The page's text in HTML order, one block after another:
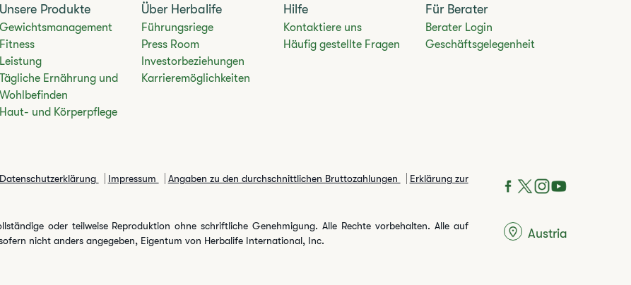
Unsere Produkte
Gewichtsmanagement
Fitness
Leistung
Tägliche Ernährung und
Wohlbefinden
Haut- und Körperpflege
Über Herbalife
Führungsriege
Press Room
Investorbeziehungen
Karrieremöglichkeiten
Hilfe
Kontaktiere uns
Häufig gestellte Fragen
Für Berater
Berater Login
Geschäftsgelegenheit
Datenschutzerklärung Impressum Angaben zu den durchschnittlichen Bruttozahlungen​
Erklärung zur
oder teilweise Reproduktion ohne schriftliche Genehmigung. Alle Rechte vorbehalten. Alle auf
nicht anders angegeben, Eigentum von Herbalife International, Inc.
Austria